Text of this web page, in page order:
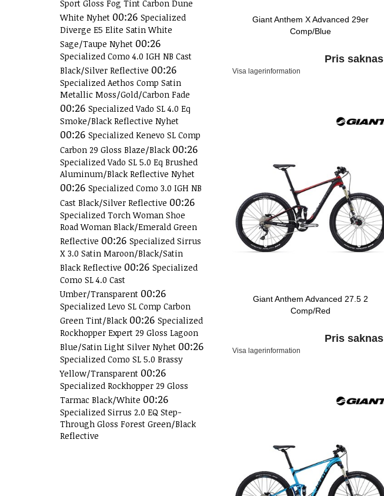
Sport Gloss Fog Tint Carbon Dune
White Nyhet 00:26 Specialized
Diverge E5 Elite Satin White
Sage/Taupe Nyhet 00:26
Specialized Como 4.0 IGH NB Cast
Black/Silver Reflective 00:26
Specialized Aethos Comp Satin
Metallic Moss/Gold/Carbon Fade
00:26 Specialized Vado SL 4.0 Eq
Smoke/Black Reflective Nyhet
00:26 Specialized Kenevo SL Comp
Carbon 29 Gloss Blaze/Black 00:26
Specialized Vado SL 5.0 Eq Brushed
Aluminum/Black Reflective Nyhet
00:26 Specialized Como 3.0 IGH NB
Cast Black/Silver Reflective 00:26
Specialized Torch Woman Shoe
Road Woman Black/Emerald Green
Reflective 00:26 Specialized Sirrus
X 3.0 Satin Maroon/Black/Satin
Black Reflective 00:26 Specialized
Como SL 4.0 Cast
Umber/Transparent 00:26
Specialized Levo SL Comp Carbon
Green Tint/Black 00:26 Specialized
Rockhopper Expert 29 Gloss Lagoon
Blue/Satin Light Silver Nyhet 00:26
Specialized Como SL 5.0 Brassy
Yellow/Transparent 00:26
Specialized Rockhopper 29 Gloss
Tarmac Black/White 00:26
Specialized Sirrus 2.0 EQ Step-
Through Gloss Forest Green/Black
Reflective
Giant Anthem X Advanced 29er
Comp/Blue
Pris saknas
Visa lagerinformation
Giant Anthem Advanced 27.5 2
Comp/Red
Pris saknas
Visa lagerinformation